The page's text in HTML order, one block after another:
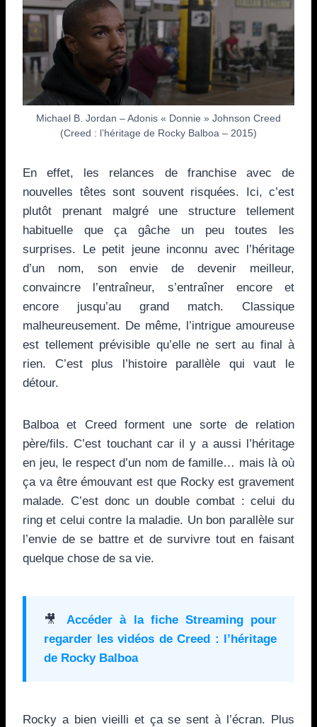
Michael B. Jordan – Adonis « Donnie » Johnson Creed
(Creed : l’héritage de Rocky Balboa – 2015)
En effet, les relances de franchise avec de
nouvelles têtes sont souvent risquées. Ici, c’est
plutôt prenant malgré une structure tellement
habituelle que ça gâche un peu toutes les
surprises. Le petit jeune inconnu avec l’héritage
d’un nom, son envie de devenir meilleur,
convaincre l’entraîneur, s’entraîner encore et
encore jusqu’au grand match. Classique
malheureusement. De même, l’intrigue amoureuse
est tellement prévisible qu’elle ne sert au final à
rien. C’est plus l’histoire parallèle qui vaut le
détour.
Balboa et Creed forment une sorte de relation
père/fils. C’est touchant car il y a aussi l’héritage
en jeu, le respect d’un nom de famille… mais là où
ça va être émouvant est que Rocky est gravement
malade. C’est donc un double combat : celui du
ring et celui contre la maladie. Un bon parallèle sur
l’envie de se battre et de survivre tout en faisant
quelque chose de sa vie.
🎥 Accéder à la fiche Streaming pour
regarder les vidéos de Creed : l’héritage
de Rocky Balboa
Rocky a bien vieilli et ça se sent à l’écran. Plus